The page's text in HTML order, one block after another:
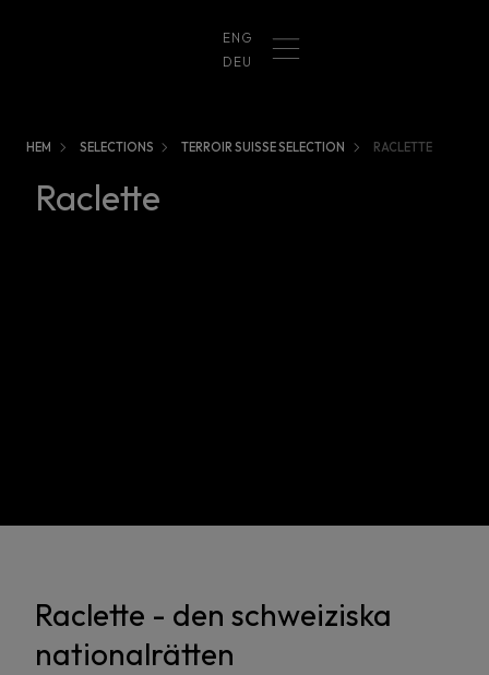
ENG
DEU
HEM SELECTIONS TERROIR SUISSE SELECTION RACLETTE
Raclette
Raclette - den schweiziska
nationalrätten